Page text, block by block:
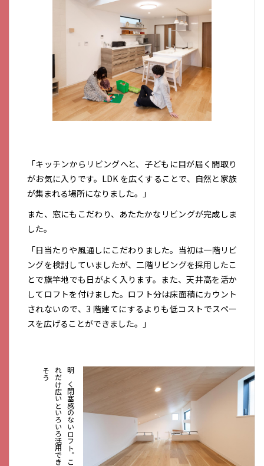
「キッチンからリビングへと、子どもに目が届く間取り
がお気に入りです。LDK を広くすることで、自然と家族
が集まれる場所になりました。」
また、窓にもこだわり、あたたかなリビングが完成しま
した。
「日当たりや風通しにこだわりました。当初は一階リビ
ングを検討していましたが、二階リビングを採用したこ
とで旗竿地でも日がよく入ります。また、天井高を活か
してロフトを付けました。ロフト分は床面積にカウント
されないので、3 階建てにするよりも低コストでスペー
スを広げることができました。」
明
る
く
閉
塞
感
の
な
い
ロ
フ
ト
。
こ
れ
だ
け
広
い
と
い
ろ
い
ろ
活
用
で
き
そ
う